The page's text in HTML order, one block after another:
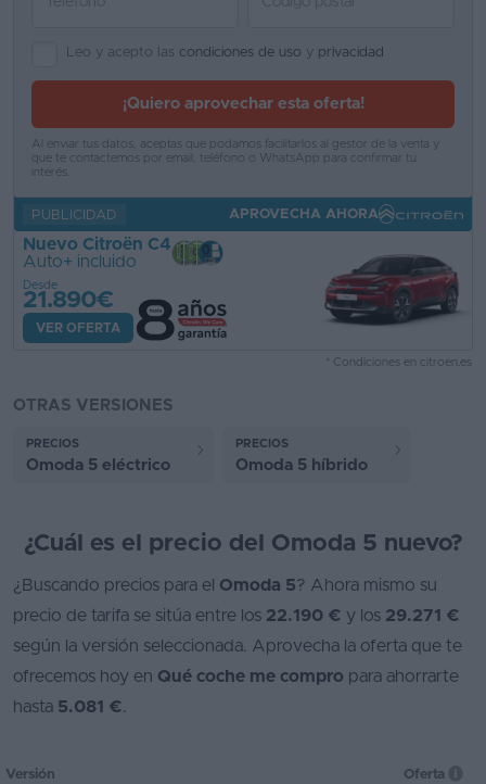
Blog
Ventas
de
2026
PUBLICIDAD APROVECHA AHORA
Nuevo Citroën C4
Auto+ incluido
Desde
21.890€
VER OFERTA
* Condiciones en citroen.es
Leo y acepto las condiciones de uso y privacidad
¡Quiero aprovechar esta oferta!
Al enviar tus datos, aceptas que podamos facilitarlos al gestor de la venta y
que te contactemos por email, teléfono o WhatsApp para confirmar tu
interés.
OTRAS VERSIONES
PRECIOS
Omoda 5 eléctrico
PRECIOS
Omoda 5 híbrido
¿Cuál es el precio del Omoda 5 nuevo?
¿Buscando precios para el Omoda 5? Ahora mismo su
precio de tarifa se sitúa entre los 22.190 € y los 29.271 €
según la versión seleccionada. Aprovecha la oferta que te
ofrecemos hoy en Qué coche me compro para ahorrarte
hasta 5.081 €.
Versión Oferta